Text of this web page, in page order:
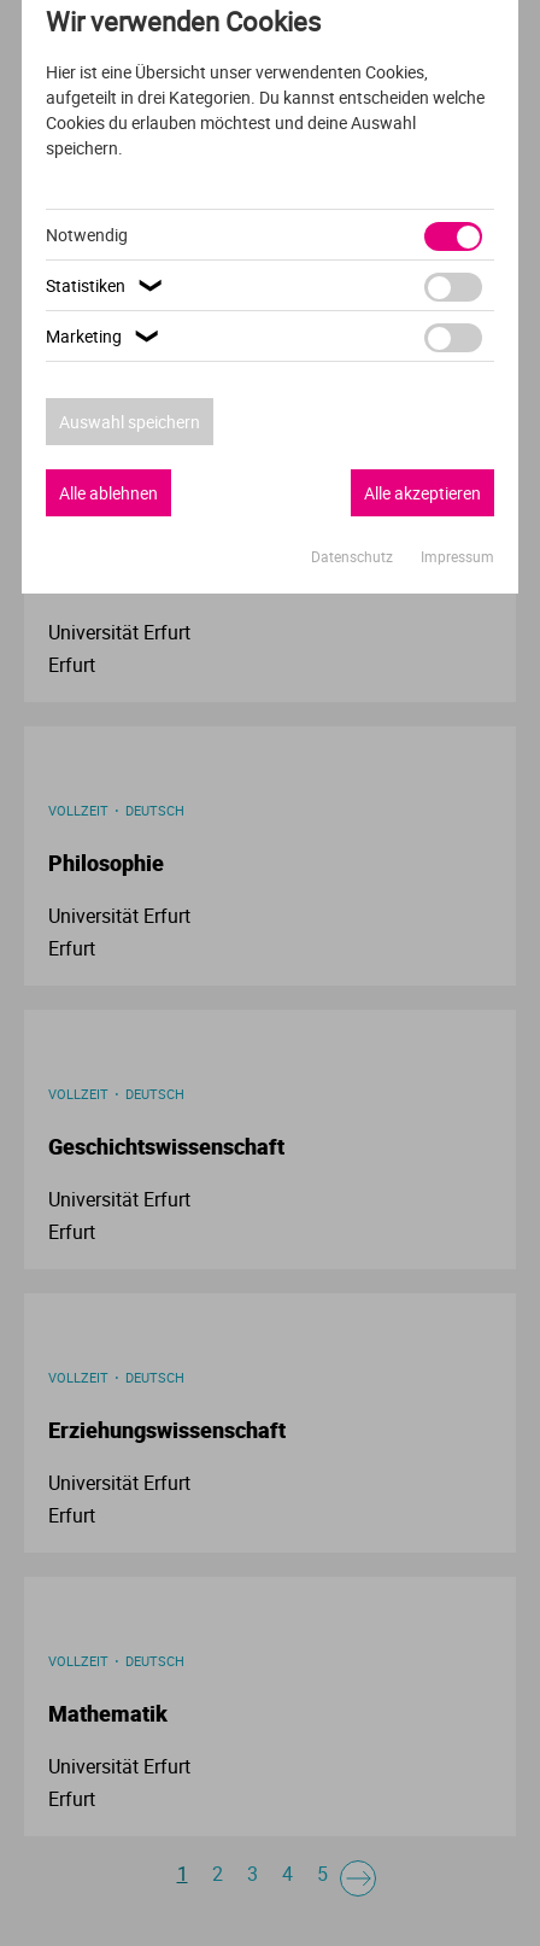
1 2 3 4 5
VOLLZEIT DEUTSCH
Lehr-, Lern- und Trainingspsychologie
Universität Erfurt
Universität Erfurt
Erfurt
VOLLZEIT DEUTSCH
Philosophie
Universität Erfurt
Erfurt
VOLLZEIT DEUTSCH
Geschichtswissenschaft
Universität Erfurt
Erfurt
VOLLZEIT DEUTSCH
Erziehungswissenschaft
Universität Erfurt
Erfurt
VOLLZEIT DEUTSCH
Mathematik
Universität Erfurt
Erfurt
1 2 3 4 5
Wir verwenden Cookies
Hier ist eine Übersicht unser verwendenten Cookies,
aufgeteilt in drei Kategorien. Du kannst entscheiden welche
Cookies du erlauben möchtest und deine Auswahl
speichern.
Notwendig
Statistiken ❯
Marketing ❯
Auswahl speichern
Alle akzeptieren
Alle ablehnen
Datenschutz Impressum